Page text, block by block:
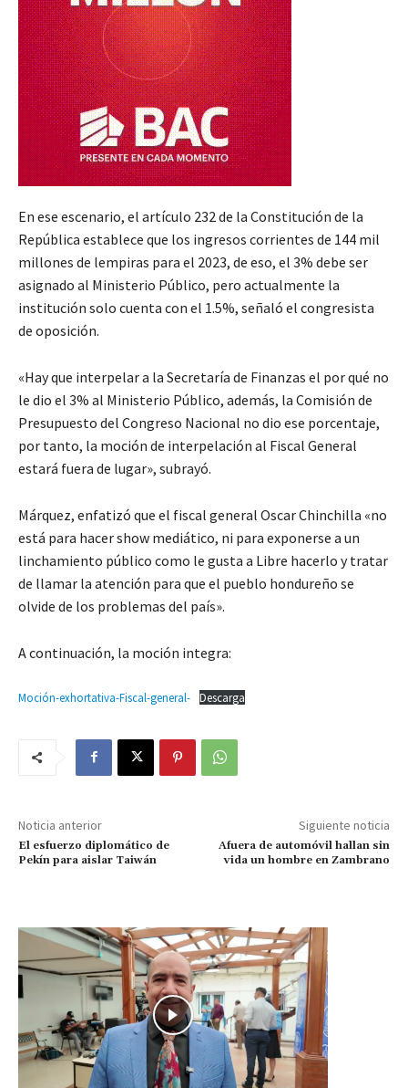
En ese escenario, el artículo 232 de la Constitución de la
República establece que los ingresos corrientes de 144 mil
millones de lempiras para el 2023, de eso, el 3% debe ser
asignado al Ministerio Público, pero actualmente la
institución solo cuenta con el 1.5%, señaló el congresista
de oposición.
«Hay que interpelar a la Secretaría de Finanzas el por qué no
le dio el 3% al Ministerio Público, además, la Comisión de
Presupuesto del Congreso Nacional no dio ese porcentaje,
por tanto, la moción de interpelación al Fiscal General
estará fuera de lugar», subrayó.
Márquez, enfatizó que el fiscal general Oscar Chinchilla «no
está para hacer show mediático, ni para exponerse a un
linchamiento público como le gusta a Libre hacerlo y tratar
de llamar la atención para que el pueblo hondureño se
olvide de los problemas del país».
A continuación, la moción integra:
Moción-exhortativa-Fiscal-general- Descarga
Noticia anterior
El esfuerzo diplomático de
Pekín para aislar Taiwán
Siguiente noticia
Afuera de automóvil hallan sin
vida un hombre en Zambrano